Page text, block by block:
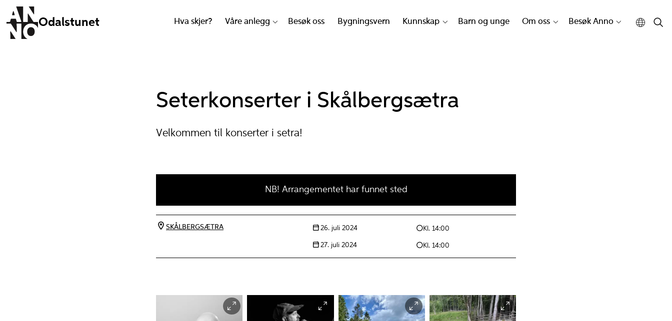
Odalstunet Hva skjer? Våre anlegg Besøk oss Bygningsvern Kunnskap Barn og unge Om oss Besøk Anno
Seterkonserter i Skålbergsætra
Velkommen til konserter i setra!
NB! Arrangementet har funnet sted
SKÅLBERGSÆTRA 26. juli 2024 Kl. 14:00
27. juli 2024 Kl. 14:00